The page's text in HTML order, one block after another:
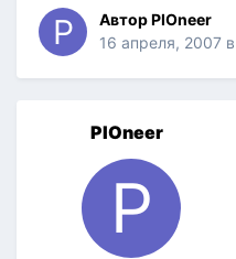
АвторPIOneer
16 апреля, 2007 в
PIOneer